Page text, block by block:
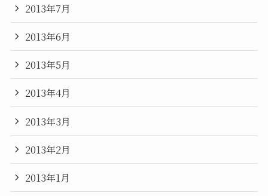
2013年7月
2013年6月
2013年5月
2013年4月
2013年3月
2013年2月
2013年1月